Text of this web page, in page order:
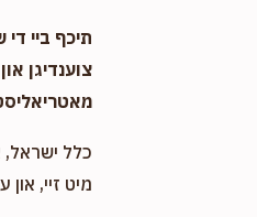
תיכף ביי
צוענדיגן
כלל ישראל,
מיט זיי,